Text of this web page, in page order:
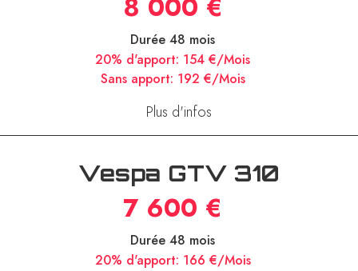
Vespa GTS 80th 310
8 000 €
Durée 48 mois
20% d'apport:154 €/Mois
Sans apport:192 €/Mois
Vespa GTV 310
7 600 €